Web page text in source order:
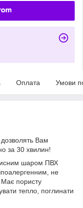
Оплата Умови
Вам
за 30 хвилин!
шаром ПВХ
не
Має пористу
тепло, поглинати